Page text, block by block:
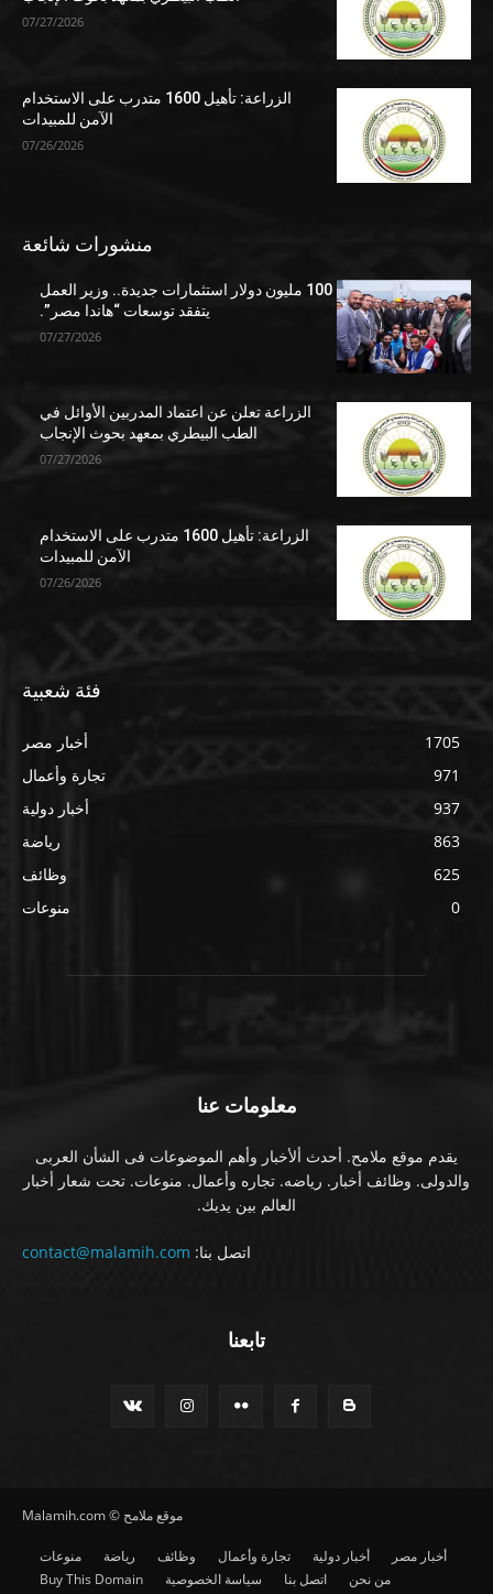
07/27/2026
الزراعة: تأهيل 1600 متدرب على الاستخدام
الآمن للمبيدات
07/26/2026
منشورات شائعة
100 مليون دولار استثمارات جديدة.. وزير العمل
يتفقد توسعات “هاندا مصر”.
07/27/2026
الزراعة تعلن عن اعتماد المدربين الأوائل في
الطب البيطري بمعهد بحوث الإنجاب
07/27/2026
الزراعة: تأهيل 1600 متدرب على الاستخدام
الآمن للمبيدات
07/26/2026
فئة شعبية
أخبار مصر
1705
تجارة وأعمال
971
أخبار دولية
937
رياضة
863
وظائف
625
منوعات
0
معلومات عنا
يقدم موقع ملامح. أحدث ألأخبار وأهم الموضوعات فى الشأن العربى
والدولى. وظائف أخبار. رياضه. تجاره وأعمال. منوعات. تحت شعار أخبار
العالم بين يديك.
اتصل بنا: contact@malamih.com
تابعنا
موقع ملامح © Malamih.com
أخبار مصر أخبار دولية تجارة وأعمال وظائف رياضة
منوعات
من نحن
اتصل بنا سياسة الخصوصية Buy This Domain